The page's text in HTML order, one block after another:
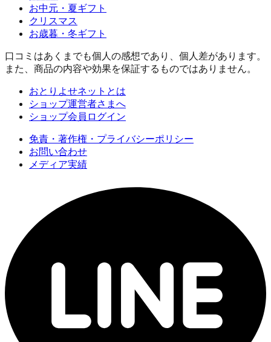
お中元・夏ギフト
クリスマス
お歳暮・冬ギフト
口コミはあくまでも個人の感想であり、個人差があります。
また、商品の内容や効果を保証するものではありません。
おとりよせネットとは
ショップ運営者さまへ
ショップ会員ログイン
免責・著作権・プライバシーポリシー
お問い合わせ
メディア実績